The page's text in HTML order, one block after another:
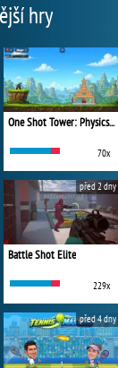
hry
One Shot Tower: Physics Destroyer
70x
Battle Shot Elite
229x
před 2 dny
před 4 dny